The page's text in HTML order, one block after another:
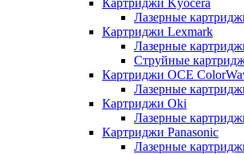
Картриджи Kyocera
Лазерные
Картриджи Lexmark
Лазерные
Струйные
Картриджи OCE
Лазерные
Картриджи Oki
Лазерные
Картриджи Panasonic
Лазерные